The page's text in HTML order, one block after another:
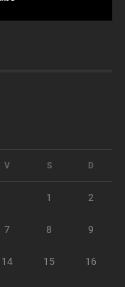
V S D
1 2
7 8 9
14 15 16